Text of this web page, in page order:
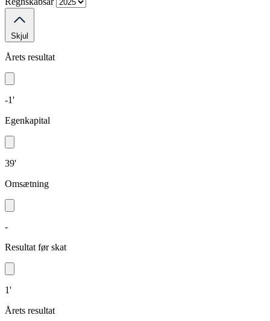
Skjul
Årets resultat
-1'
Egenkapital
39'
Omsætning
-
Resultat før skat
1'
Årets resultat